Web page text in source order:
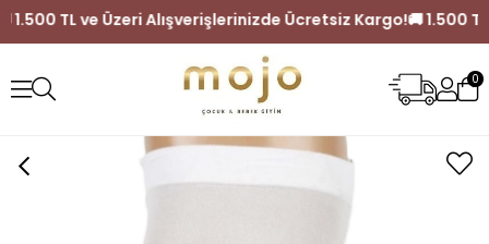
🚚 1.500 TL ve Üzeri Alışverişlerinizde Ücretsiz Kargo!
0